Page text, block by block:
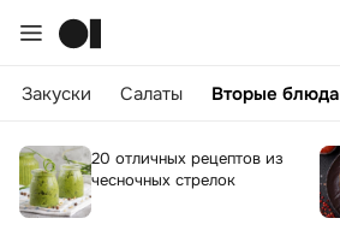
Закуски Салаты Вторые блюда
20 отличных рецептов из
чесночных стрелок